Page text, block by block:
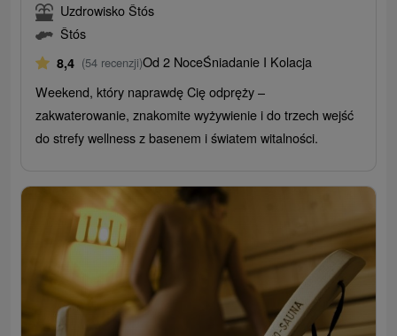
Uzdrowisko Štós
Štós
8,4 (54 recenzji)Od 2 NoceŚniadanie I Kolacja
Weekend, który naprawdę Cię odpręży –
zakwaterowanie, znakomite wyżywienie i do trzech wejść
do strefy wellness z basenem i światem witalności.